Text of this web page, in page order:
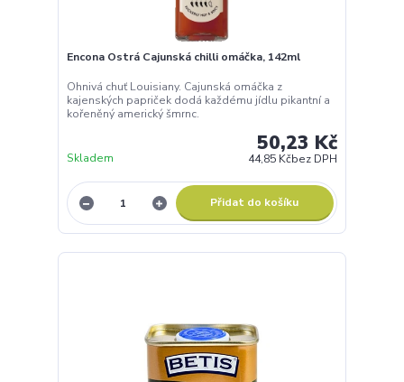
Encona Ostrá Cajunská chilli omáčka, 142ml
Ohnivá chuť Louisiany. Cajunská omáčka z
kajenských papriček dodá každému jídlu pikantní a
kořeněný americký šmrnc.
50,23 Kč
44,85 Kčbez DPH
Skladem
Přidat do košíku